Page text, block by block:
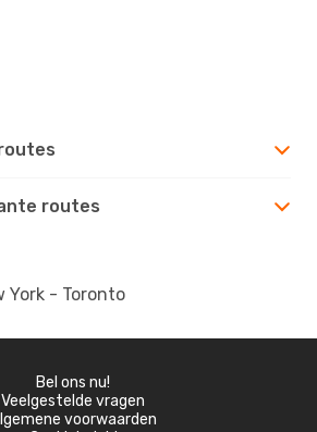
routes
York - Toronto
Bel ons nu!
Veelgestelde vragen
voorwaarden